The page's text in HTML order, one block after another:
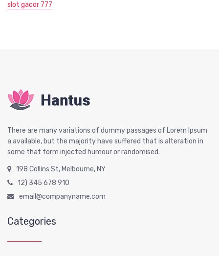
slot gacor 777
There are many variations of dummy passages of Lorem Ipsum
a available, but the majority have suffered that is alteration in
some that form injected humour or randomised.
198 Collins St, Melbourne, NY
12) 345 678 910
email@companyname.com
Categories